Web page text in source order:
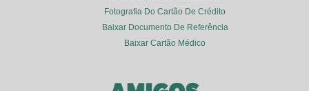
Fotografia Do Cartão De Crédito
Baixar Documento De Referência
Baixar Cartão Médico